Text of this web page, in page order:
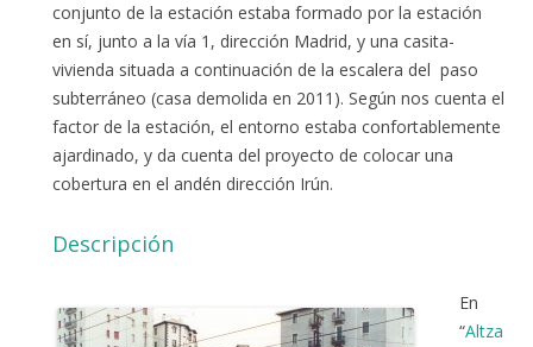
conjunto de la estación estaba formado por la estación
en sí, junto a la vía 1, dirección Madrid, y una casita-
vivienda situada a continuación de la escalera del paso
subterráneo (casa demolida en 2011). Según nos cuenta el
factor de la estación, el entorno estaba confortablemente
ajardinado, y da cuenta del proyecto de colocar una
cobertura en el andén dirección Irún.
Descripción
En
“Altza